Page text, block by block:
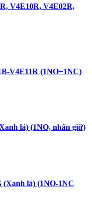
V4E10R, V4E02R,
V4E11R (1NO+1NC)
lá) (1NO, nhấn giữ)
lá) (1NO-1NC